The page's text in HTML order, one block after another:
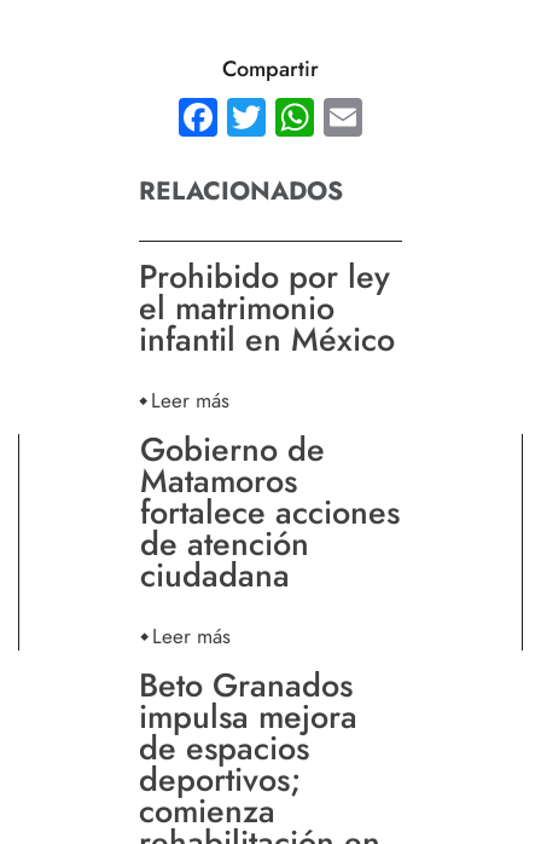
Compartir
Facebook
TwitterWhatsApp
RELACIONADOS
Prohibido por ley
el matrimonio
infantil en México
Leer más
Gobierno de
Matamoros
fortalece acciones
de atención
ciudadana
Leer más
Beto Granados
impulsa mejora
de espacios
deportivos;
comienza